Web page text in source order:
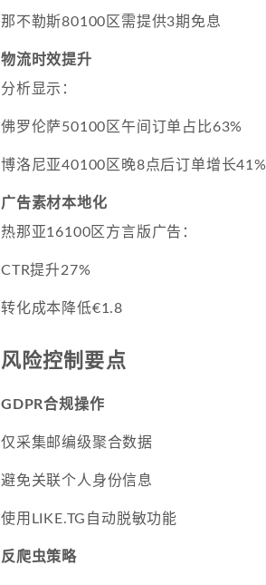
那不勒斯80100区需提供3期免息
物流时效提升
分析显示：
佛罗伦萨50100区午间订单占比63%
博洛尼亚40100区晚8点后订单增长41%
广告素材本地化
热那亚16100区方言版广告：
CTR提升27%
转化成本降低€1.8
风险控制要点
GDPR合规操作
仅采集邮编级聚合数据
避免关联个人身份信息
使用LIKE.TG自动脱敏功能
反爬虫策略